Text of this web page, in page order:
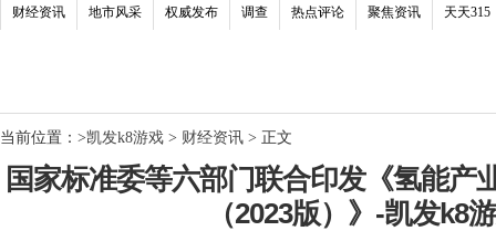
财经资讯 地市风采 权威发布 调查 热点评论 聚焦资讯 天天315
当前位置： >凯发k8游戏 > 财经资讯 > 正文
国家标准委等六部门联合印发《氢能产
（2023版）》-凯发k8